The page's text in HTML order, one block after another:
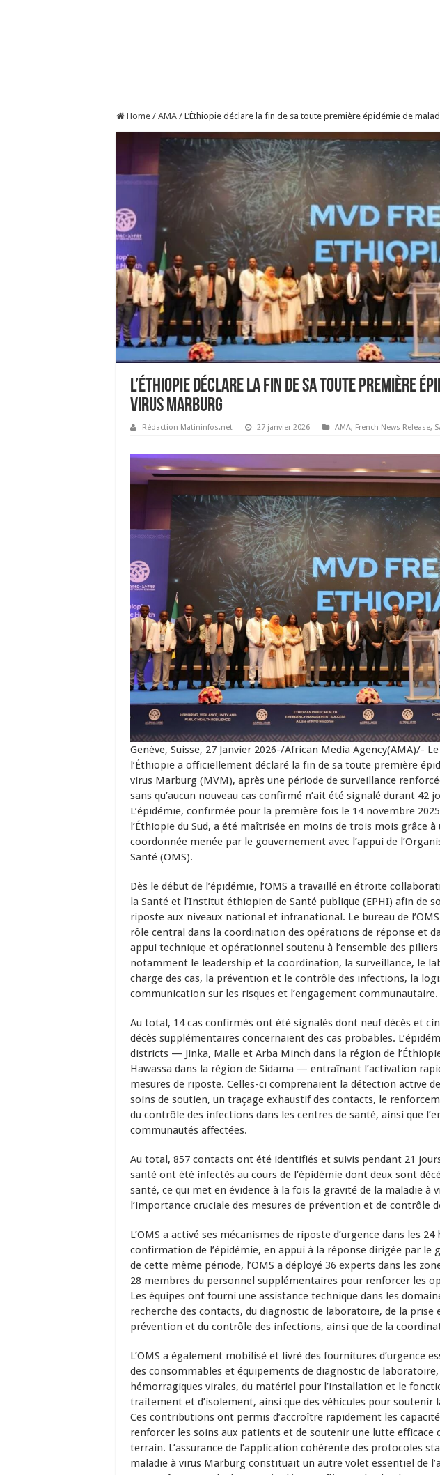
Home / AMA / L’Éthiopie déclare la fin de sa toute première épidémie de
L’Éthiopie déclare la fin de sa toute première
virus Marburg
Rédaction Matininfos.net 27 janvier 2026 AMA, French News Release,
Genève, Suisse, 27 Janvier 2026-/African Media Agency(AMA)/-
l’Éthiopie a officiellement déclaré la fin de sa toute première
virus Marburg (MVM), après une période de surveillance
sans qu’aucun nouveau cas confirmé n’ait été signalé durant 42
L’épidémie, confirmée pour la première fois le 14 novembre
l’Éthiopie du Sud, a été maîtrisée en moins de trois mois grâce
coordonnée menée par le gouvernement avec l’appui de
Santé (OMS).
Dès le début de l’épidémie, l’OMS a travaillé en étroite
la Santé et l’Institut éthiopien de Santé publique (EPHI) afin de
riposte aux niveaux national et infranational. Le bureau de
rôle central dans la coordination des opérations de réponse et
appui technique et opérationnel soutenu à l’ensemble des
notamment le leadership et la coordination, la surveillance, le
charge des cas, la prévention et le contrôle des infections, la
communication sur les risques et l’engagement communautaire.
Au total, 14 cas confirmés ont été signalés dont neuf décès et
décès supplémentaires concernaient des cas probables.
districts — Jinka, Malle et Arba Minch dans la région de
Hawassa dans la région de Sidama — entraînant l’activation
mesures de riposte. Celles-ci comprenaient la détection active
soins de soutien, un traçage exhaustif des contacts, le
du contrôle des infections dans les centres de santé, ainsi que
communautés affectées.
Au total, 857 contacts ont été identifiés et suivis pendant 21
santé ont été infectés au cours de l’épidémie dont deux sont
santé, ce qui met en évidence à la fois la gravité de la maladie à
l’importance cruciale des mesures de prévention et de contrôle
L’OMS a activé ses mécanismes de riposte d’urgence dans les
confirmation de l’épidémie, en appui à la réponse dirigée par le
de cette même période, l’OMS a déployé 36 experts dans les
28 membres du personnel supplémentaires pour renforcer les
Les équipes ont fourni une assistance technique dans les
recherche des contacts, du diagnostic de laboratoire, de la prise
prévention et du contrôle des infections, ainsi que de la
L’OMS a également mobilisé et livré des fournitures d’urgence
des consommables et équipements de diagnostic de
hémorragiques virales, du matériel pour l’installation et le
traitement et d’isolement, ainsi que des véhicules pour
Ces contributions ont permis d’accroître rapidement les
renforcer les soins aux patients et de soutenir une lutte efficace
terrain. L’assurance de l’application cohérente des protocoles
maladie à virus Marburg constituait un autre volet essentiel de